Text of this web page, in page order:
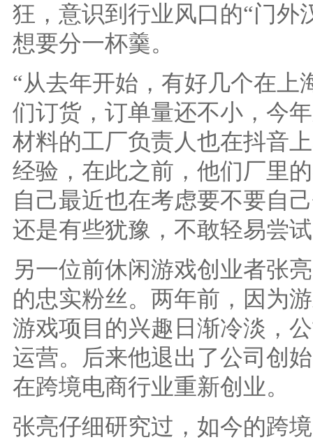
狂，意识到行业风口的“门外
想要分一杯羹。
“从去年开始，有好几个在上
们订货，订单量还不小，今
材料的工厂负责人也在抖音
经验，在此之前，他们厂里
自己最近也在考虑要不要自
还是有些犹豫，不敢轻易尝
另一位前休闲游戏创业者张
的忠实粉丝。两年前，因为
游戏项目的兴趣日渐冷淡，
运营。后来他退出了公司创
在跨境电商行业重新创业。
张亮仔细研究过，如今的跨